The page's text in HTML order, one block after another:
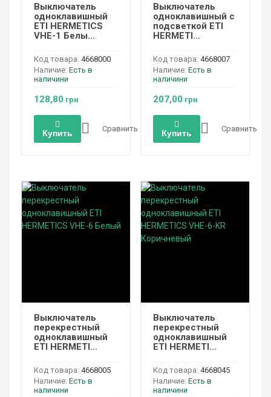
Выключатель
одноклавишный
ETI HERMETICS
VHE-1 Белы...
Код товара: 4668000
Наличие: Есть в
наличини
128,80 грн
Купить Сравнить
Выключатель
одноклавишный с
подсветкой ETI
HERMETI...
Код товара: 4668007
Наличие: Есть в
наличини
207,00 грн
Купить Сравнить
Выключатель
перекрестный
одноклавишный
ETI HERMETI...
Код товара: 4668005
Наличие: Есть в
наличини
Выключатель
перекрестный
одноклавишный
ETI HERMETI...
Код товара: 4668045
Наличие: Есть в
наличини